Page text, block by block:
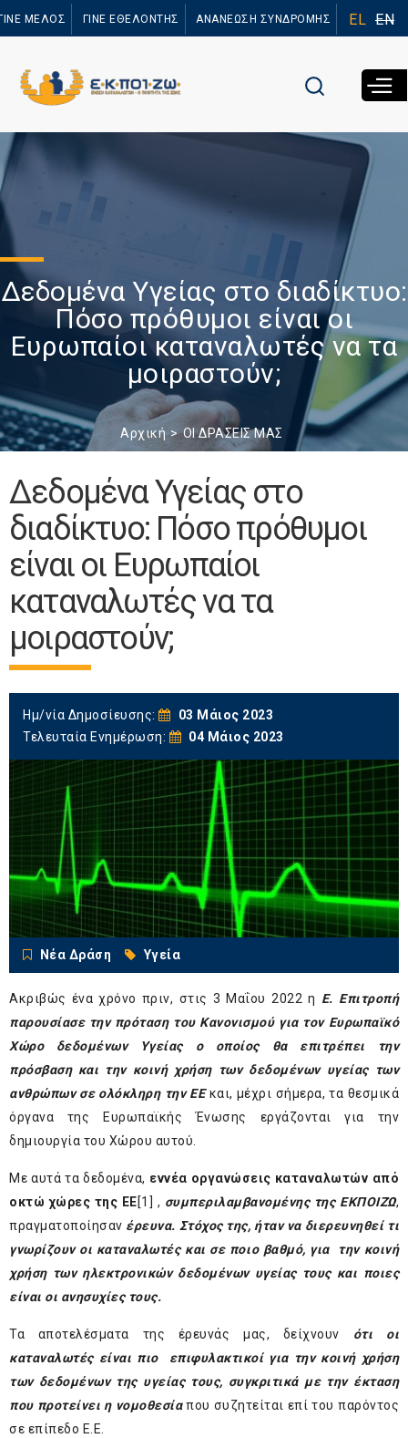
προς το
ΜΕΛΟΣ ΓΙΝΕ ΕΘΕΛΟΝΤΗΣ ΑΝΑΝΕΩΣΗ ΣΥΝΔΡΟΜΗΣ EL EN
Δεδομένα Υγείας στο διαδίκτυο:
Πόσο πρόθυμοι είναι οι
Ευρωπαίοι καταναλωτές να τα
μοιραστούν;
Αρχική ΟΙ ΔΡΑΣΕΙΣ ΜΑΣ
Δεδομένα Υγείας στο
διαδίκτυο: Πόσο πρόθυμοι
είναι οι Ευρωπαίοι
καταναλωτές να τα
μοιραστούν;
Ημ/νία Δημοσίευσης:
03 Μάιος 2023
Τελευταία Ενημέρωση:
04 Μάιος 2023
Νέα Δράση Υγεία
Ακριβώς ένα χρόνο πριν, στις 3 Μαΐου 2022 η Ε. Επιτροπή
παρουσίασε την πρόταση του Κανονισμού για τον Ευρωπαϊκό
Χώρο δεδομένων Υγείας ο οποίος θα επιτρέπει την
πρόσβαση και την κοινή χρήση των δεδομένων υγείας των
ανθρώπων σε ολόκληρη την ΕΕκαι, μέχρι σήμερα, τα θεσμικά
όργανα της Ευρωπαϊκής Ένωσης εργάζονται για την
δημιουργία του Χώρου αυτού.
Με αυτά τα δεδομένα, εννέα οργανώσεις καταναλωτών από
οκτώ χώρες της ΕΕ[1] , συμπεριλαμβανομένης της ΕΚΠΟΙΖΩ,
πραγματοποίησαν έρευνα. Στόχος της, ήταν να διερευνηθεί τι
γνωρίζουν οι καταναλωτές και σε ποιο βαθμό, για την κοινή
χρήση των ηλεκτρονικών δεδομένων υγείας τους και ποιες
είναι οι ανησυχίες τους.
Τα αποτελέσματα της έρευνάς μας, δείχνουν ότι οι
καταναλωτές είναι πιο επιφυλακτικοί για την κοινή χρήση
των δεδομένων της υγείας τους, συγκριτικά με την έκταση
που προτείνει η νομοθεσίαπου συζητείται επί του παρόντος
σε επίπεδο Ε.Ε.